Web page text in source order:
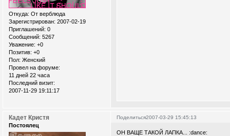
Откуда: От верблюда
Зарегистрирован: 2007-02-19
Приглашений: 0
Сообщений: 5267
Уважение: +0
Позитив: +0
Пол: Женский
Провел на форуме:
11 дней 22 часа
Последний визит:
2007-11-29 19:11:17
Поделиться2007-03-29 15:45:13
Кадет Кристя
Постоялец
ОН ВАЩЕ ТАКОЙ ЛАПКА... :dance: